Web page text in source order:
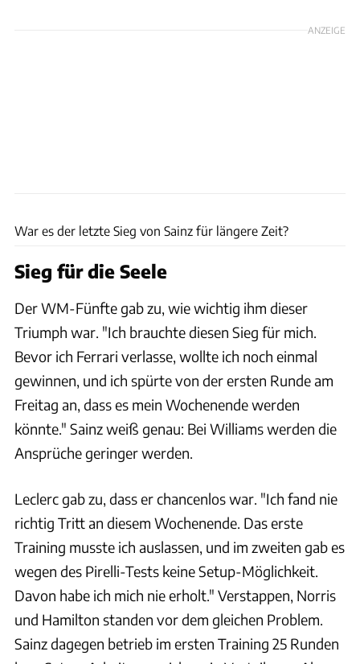
ANZEIGE
War es der letzte Sieg von Sainz für längere Zeit?
Sieg für die Seele
Der WM-Fünfte gab zu, wie wichtig ihm dieser
Triumph war. "Ich brauchte diesen Sieg für mich.
Bevor ich Ferrari verlasse, wollte ich noch einmal
gewinnen, und ich spürte von der ersten Runde am
Freitag an, dass es mein Wochenende werden
könnte." Sainz weiß genau: Bei Williams werden die
Ansprüche geringer werden.
Leclerc gab zu, dass er chancenlos war. "Ich fand nie
richtig Tritt an diesem Wochenende. Das erste
Training musste ich auslassen, und im zweiten gab es
wegen des Pirelli-Tests keine Setup-Möglichkeit.
Davon habe ich mich nie erholt." Verstappen, Norris
und Hamilton standen vor dem gleichen Problem.
Sainz dagegen betrieb im ersten Training 25 Runden